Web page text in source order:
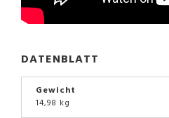
DATENBLATT
Gewicht
14,98 kg